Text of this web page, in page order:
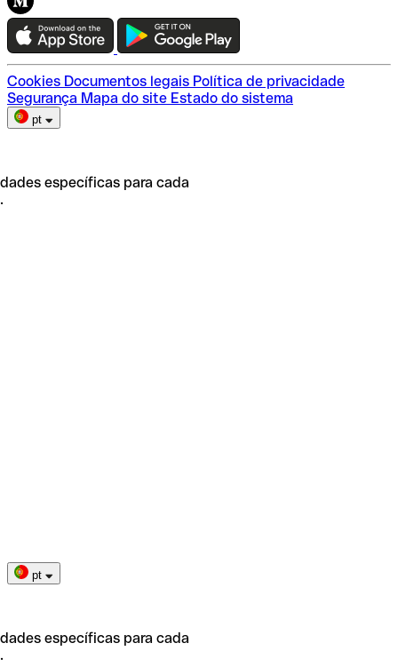
Teste a Qonto
Escolha do plano
Cookies Documentos legais Política de privacidade
Segurança Mapa do site Estado do sistema
pt
específicas para cada
pt
específicas para cada